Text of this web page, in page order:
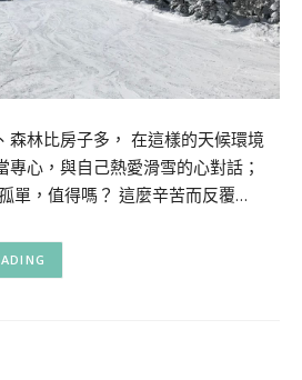
森林比房子多， 在這樣的天候環境
心，與自己熱愛滑雪的心對話；
單，值得嗎？ 這麼辛苦而反覆…